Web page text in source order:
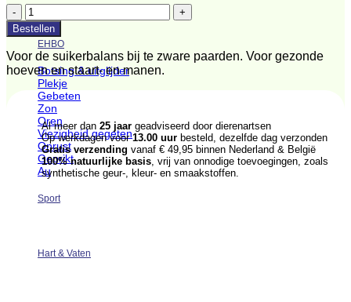
EHBO
Botsing & uitglijder
Plekje
Gebeten
Zon
Oren
Viezigheid gegeten
Onrust
Geprikt
Au
Sport
Hart & Vaten
Phytonics
Gluco
balance
500g
aantal
Bestellen
Voor de suikerbalans bij te zware paarden. Voor gezonde
hoeven en staart- en manen.
Al meer dan 25 jaar geadviseerd door dierenartsen
Op werkdagen voor13.00 uur besteld, dezelfde dag verzonden
Gratis verzending vanaf € 49,95 binnen Nederland & België
100% natuurlijke basis , vrij van onnodige toevoegingen, zoals
synthetische geur-, kleur- en smaakstoffen.